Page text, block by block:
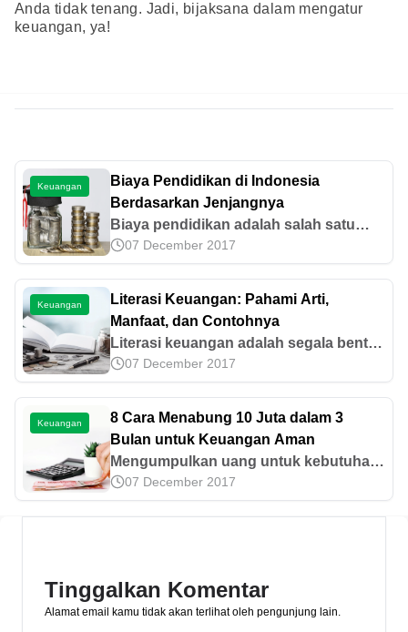
Anda tidak tenang. Jadi, bijaksana dalam mengatur
keuangan, ya!
Keuangan
Biaya Pendidikan di Indonesia
Berdasarkan Jenjangnya
Biaya pendidikan adalah salah satu
kebutuhan prioritas dalam manajemen
keuangan rumah tangga. Yuk, cari tahu
estimasi biaya pendidikan di sini!
07 December 2017
Keuangan
Literasi Keuangan: Pahami Arti,
Manfaat, dan Contohnya
Literasi keuangan adalah segala bentuk
wawasan yang berpengaruh pada sikap
seseorang dalam meningkatkan
kesejahteraan. Yuk, simak infornya di
sini!
07 December 2017
Keuangan
8 Cara Menabung 10 Juta dalam 3
Bulan untuk Keuangan Aman
Mengumpulkan uang untuk kebutuhan
yang tidak terduga bisa dilakukan
dengan cara menabung 10 juta dalam 3
07 December 2017
Tinggalkan Komentar
Alamat email kamu tidak akan terlihat oleh pengunjung lain.